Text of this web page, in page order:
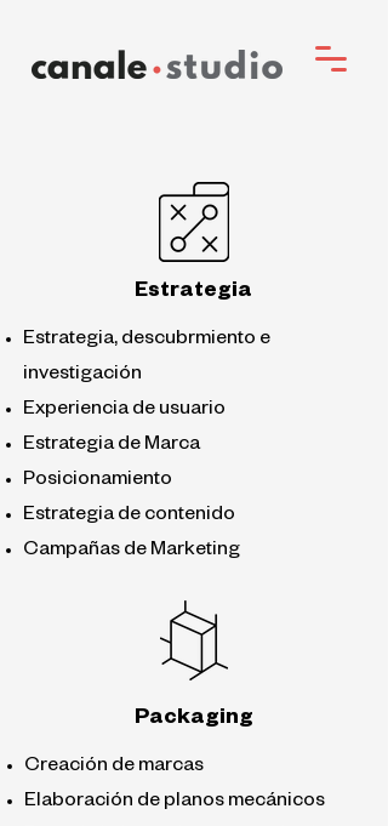
Estrategia
Estrategia, descubrmiento e
investigación
Experiencia de usuario
Estrategia de Marca
Posicionamiento
Estrategia de contenido
Campañas de Marketing
Packaging
Creación de marcas
Elaboración de planos mecánicos